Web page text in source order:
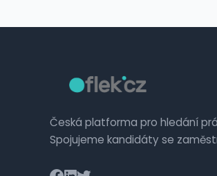
Česká platforma pro hledání
Spojujeme kandidáty se